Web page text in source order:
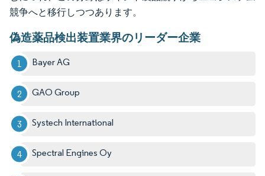
競争へと移行しつつあります。
偽造薬品検出装置業界のリーダー企業
Bayer AG
GAO Group
Systech International
Spectral Engines Oy